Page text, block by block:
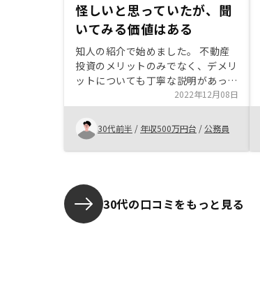
怪しいと思っていたが、聞
いてみる価値はある
知人の紹介で始めました。 不動産
投資のメリットのみでなく、デメリ
ットについても丁寧な説明があった
ので興味を持ちました。 月々の支
払いも1万円台で始められる物件も
あり、負担が少ないという点と、物
件の管理も委任できるプランがあ
り、物件管理によって仕事へ支障が
ることにしました。
2022年12月08日
30代前半 / 年収500万円台 / 公務員
30代の口コミをもっと見る